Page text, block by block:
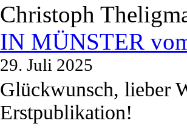
Christoph
IN MÜNSTER
29. Juli 2025
Glückwunsch, lieber
Erstpublikation!